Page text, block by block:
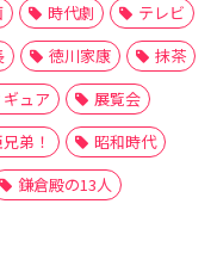
時代劇
テレビ
徳川家康
抹茶
ュア
展覧会
弟！
昭和時代
鎌倉殿の13人